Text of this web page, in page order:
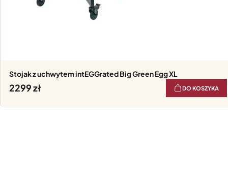
Stojak z uchwytem intEGGrated Big Green Egg XL
2299 DO KOSZYKA